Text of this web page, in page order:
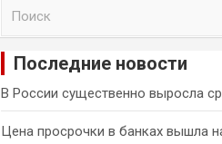
и
Последние новости
В России существенно выросла
Цена просрочки в банках вышла